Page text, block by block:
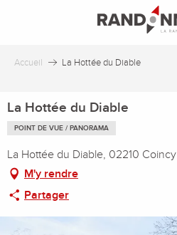
principal
Accueil La Hottée du Diable
La Hottée du Diable
POINT DE VUE / PANORAMA
La Hottée du Diable, 02210 Coincy
M'y rendre
Partager